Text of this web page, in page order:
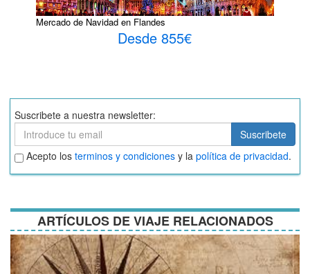
Mercado de Navidad en Flandes
Desde 855€
Suscribete a nuestra newsletter:
Suscribete
Suscribete
Aceptar
términos
y
Acepto los terminos y condiciones y la política de privacidad.
ARTÍCULOS DE VIAJE RELACIONADOS